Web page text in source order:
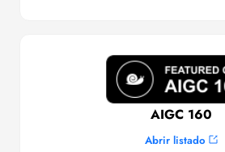
AIGC 160
Abrir listado